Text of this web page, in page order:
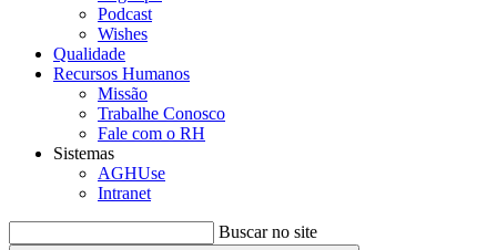
Podcast
Wishes
Qualidade
Recursos Humanos
Missão
Trabalhe Conosco
Fale com o RH
Sistemas
AGHUse
Intranet
Buscar no site